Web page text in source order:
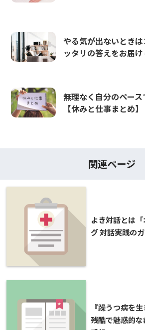
やる気が出ないとき
ッタリの答えをお届
無理なく自分のペー
【休みと仕事まとめ】
関連ページ
よき対話とは
グ 対話実践の
『躁うつ病を
残酷で魅惑的な